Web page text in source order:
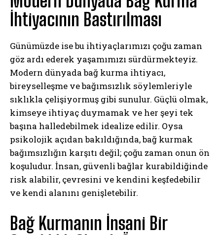
İhtiyacının Bastırılması
Günümüzde ise bu ihtiyaçlarımızı çoğu zaman
göz ardı ederek yaşamımızı sürdürmekteyiz.
Modern dünyada bağ kurma ihtiyacı,
bireyselleşme ve bağımsızlık söylemleriyle
sıklıkla çelişiyormuş gibi sunulur. Güçlü olmak,
kimseye ihtiyaç duymamak ve her şeyi tek
başına halledebilmek idealize edilir. Oysa
psikolojik açıdan bakıldığında, bağ kurmak
bağımsızlığın karşıtı değil; çoğu zaman onun ön
koşuludur. İnsan, güvenli bağlar kurabildiğinde
risk alabilir, çevresini ve kendini keşfedebilir
ve kendi alanını genişletebilir.
Bağ Kurmanın İnsani Bir